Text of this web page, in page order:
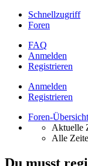
Schnellzugriff
Foren
FAQ
Anmelden
Registrieren
Anmelden
Registrieren
Foren-Übersicht
Aktuelle
Alle